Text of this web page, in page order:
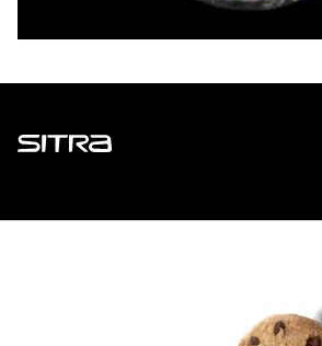
Sitra